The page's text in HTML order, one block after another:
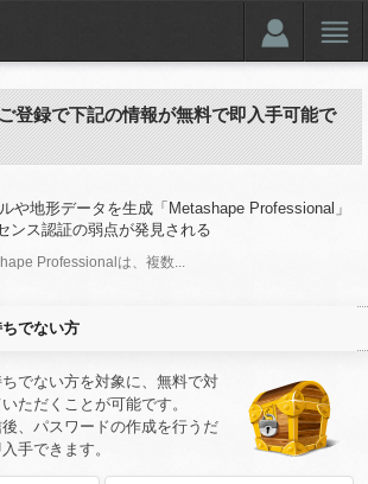
登録で下記の情報が無料で即入手可能で
や地形データを生成「Metashape Professional」
ンス認証の弱点が発見される
Professionalは、複数...
でない方
でない方を対象に、無料で対
ただくことが可能です。
、パスワードの作成を行うだ
手できます。